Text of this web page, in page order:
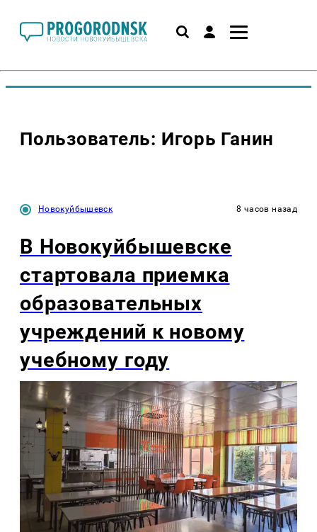
Пользователь: Игорь Ганин
Новокуйбышевск 8 часов назад
В Новокуйбышевске
стартовала приемка
образовательных
учреждений к новому
учебному году